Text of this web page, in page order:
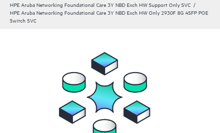
HPE Aruba Networking Foundational Care 3Y NBD Exch HW Support Only SVC
HPE Aruba Networking Foundational Care 3Y NBD Exch HW Only 2930F 8G 4SFP POE
Switch SVC